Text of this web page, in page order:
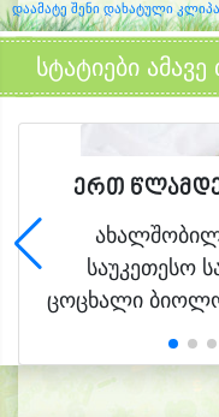
დაამატე შენი დახატული
სტატიები
ერთ წლამდე
საუკეთესო
ცოცხალი